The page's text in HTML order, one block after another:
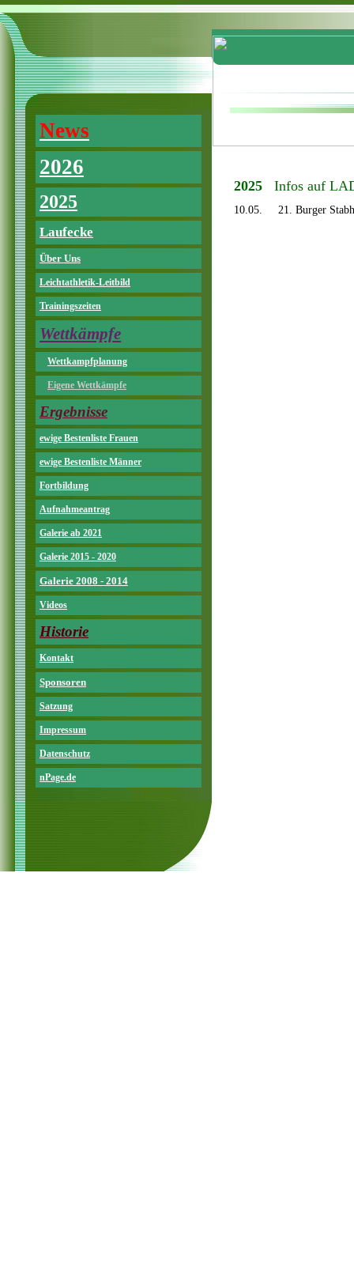
News
2026
2025
Laufecke
Über Uns
Leichtathletik-Leitbild
Trainingszeiten
Wettkämpfe
Wettkampfplanung
Eigene Wettkämpfe
Ergebnisse
ewige Bestenliste Frauen
ewige Bestenliste Männer
Fortbildung
Aufnahmeantrag
Galerie ab 2021
Galerie 2015 - 2020
Galerie 2008 - 2014
Videos
Historie
Kontakt
Sponsoren
Satzung
Impressum
Datenschutz
nPage.de
2025 Infos auf
10.05. 21. Burger